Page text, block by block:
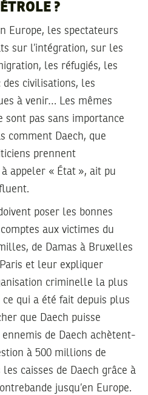
?
Europe, les spectateurs
sur l’intégration, sur les
les réfugiés, les
des civilisations, les
à venir… Les mêmes
sont pas sans importance
comment Daech, que
prennent
appeler « État », ait pu
poser les bonnes
aux victimes du
de Damas à Bruxelles
et leur expliquer
criminelle la plus
ce qui a été fait depuis plus
que Daech puisse
de Daech achètent-
à 500 millions de
caisses de Daech grâce à
jusqu’en Europe.